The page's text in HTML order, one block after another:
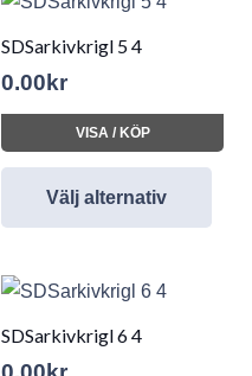
SDSarkivkrigl 5 4
0.00 kr
VISA / KÖP
Välj alternativ
SDSarkivkrigl 6 4